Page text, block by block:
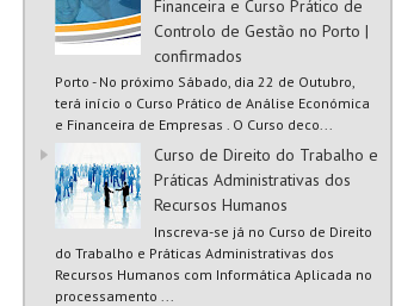
Financeira e Curso Prático de
Controlo de Gestão no Porto |
confirmados
Porto - No próximo Sábado, dia 22 de Outubro,
terá início o Curso Prático de Análise Económica
e Financeira de Empresas . O Curso deco...
Curso de Direito do Trabalho e
Práticas Administrativas dos
Recursos Humanos
Inscreva-se já no Curso de Direito
do Trabalho e Práticas Administrativas dos
Recursos Humanos com Informática Aplicada no
processamento ...